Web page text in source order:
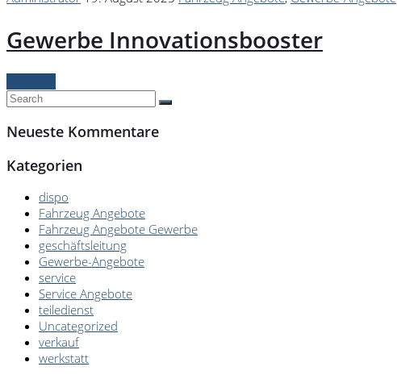
Gewerbe Innovationsbooster
Neueste Kommentare
Kategorien
dispo
Fahrzeug Angebote
Fahrzeug Angebote Gewerbe
geschäftsleitung
Gewerbe-Angebote
service
Service Angebote
teiledienst
Uncategorized
verkauf
werkstatt